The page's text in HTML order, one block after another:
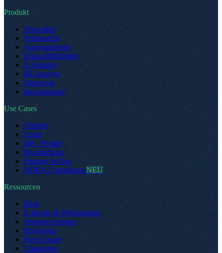
Produkt
Verwalten
Verhandeln
Automatisieren
Klauselbibliothek
E-Signatur
KI-Analyse
Dealroom
Integrationen
Use Cases
Vertrieb
Legal
HR / People
Beschaffung
Finance & Ops
DORA ComplianceNEU
Ressourcen
Blog
E-Books & Whitepapers
Vertragsvorlagen
Playbooks
Help Center
Changelog